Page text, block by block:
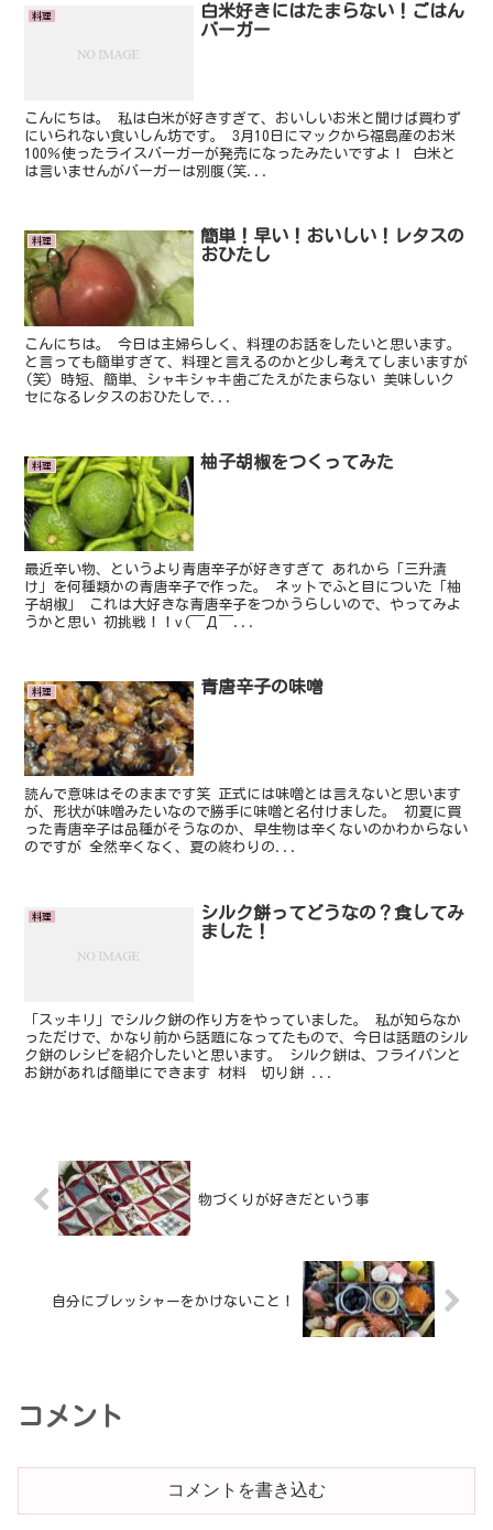
料理
白米好きにはたまらない！ごはん
バーガー
こんにちは。 私は白米が好きすぎて、おいしいお米と聞けば買わず
にいられない食いしん坊です。 3月10日にマックから福島産のお米
100％使ったライスバーガーが発売になったみたいですよ！ 白米と
は言いませんがバーガーは別腹(笑...
料理
簡単！早い！おいしい！レタスの
おひたし
こんにちは。 今日は主婦らしく、料理のお話をしたいと思います。
と言っても簡単すぎて、料理と言えるのかと少し考えてしまいますが
(笑) 時短、簡単、シャキシャキ歯ごたえがたまらない 美味しいク
セになるレタスのおひたしで...
料理 柚子胡椒をつくってみた
最近辛い物、というより青唐辛子が好きすぎて あれから「三升漬
け」を何種類かの青唐辛子で作った。 ネットでふと目についた「柚
子胡椒」 これは大好きな青唐辛子をつかうらしいので、やってみよ
うかと思い 初挑戦！！v(￣Д￣...
料理 青唐辛子の味噌
読んで意味はそのままです笑 正式には味噌とは言えないと思います
が、形状が味噌みたいなので勝手に味噌と名付けました。 初夏に買
った青唐辛子は品種がそうなのか、早生物は辛くないのかわからない
のですが 全然辛くなく、夏の終わりの...
料理
シルク餅ってどうなの？食してみ
ました！
「スッキリ」でシルク餅の作り方をやっていました。 私が知らなか
っただけで、かなり前から話題になってたもので、今日は話題のシル
ク餅のレシピを紹介したいと思います。 シルク餅は、フライパンと
お餅があれば簡単にできます 材料 切り餅 ...
物づくりが好きだという事
自分にプレッシャーをかけないこと！
コメント
コメントを書き込む